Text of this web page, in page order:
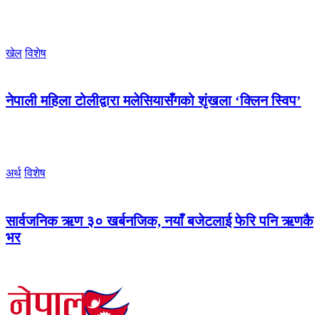
खेल विशेष
नेपाली महिला टोलीद्वारा मलेसियासँगको शृंखला ‘क्लिन स्विप’
अर्थ विशेष
सार्वजनिक ऋण ३० खर्बनजिक, नयाँ बजेटलाई फेरि पनि ऋणकै
भर